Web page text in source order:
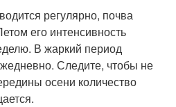
регулярно, почва
его интенсивность
В жаркий период
Следите, чтобы не
осени количество